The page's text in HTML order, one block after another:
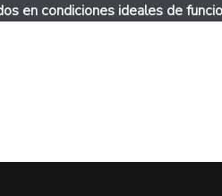
​​en condiciones ideales de